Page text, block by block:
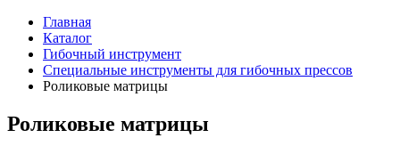
Главная
Каталог
Гибочный инструмент
Специальные инструменты для гибочных прессов
Роликовые матрицы
Роликовые матрицы